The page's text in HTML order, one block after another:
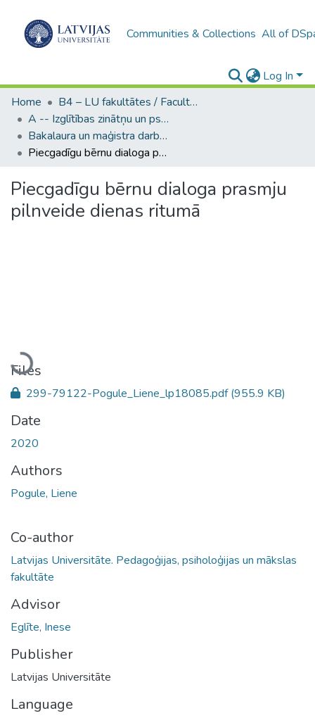
Communities & Collections All of
Log In
Home
B4 – LU fakultātes / Faculties of the UL
A -- Izglītības zinātņu un psiholoģijas fakultāte / Faculty of Education Sciences and Psychology
Bakalaura un maģistra darbi (PPMF) / Bachelor's and Master's theses
Piecgadīgu bērnu dialoga prasmju pilnveide dienas ritumā
Piecgadīgu bērnu dialoga prasmju
pilnveide dienas ritumā
Loading...
Files
299-79122-Pogule_Liene_lp18085.pdf(955.9 KB)
Date
2020
Authors
Pogule, Liene
Co-author
Latvijas Universitāte. Pedagoģijas, psiholoģijas un mākslas
fakultāte
Advisor
Eglīte, Inese
Publisher
Latvijas Universitāte
Language